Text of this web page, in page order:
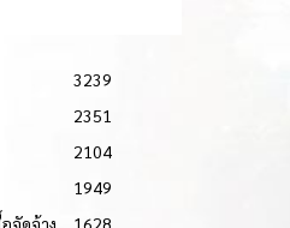
3239
2351
2104
1949
จัดจ้าง
1628